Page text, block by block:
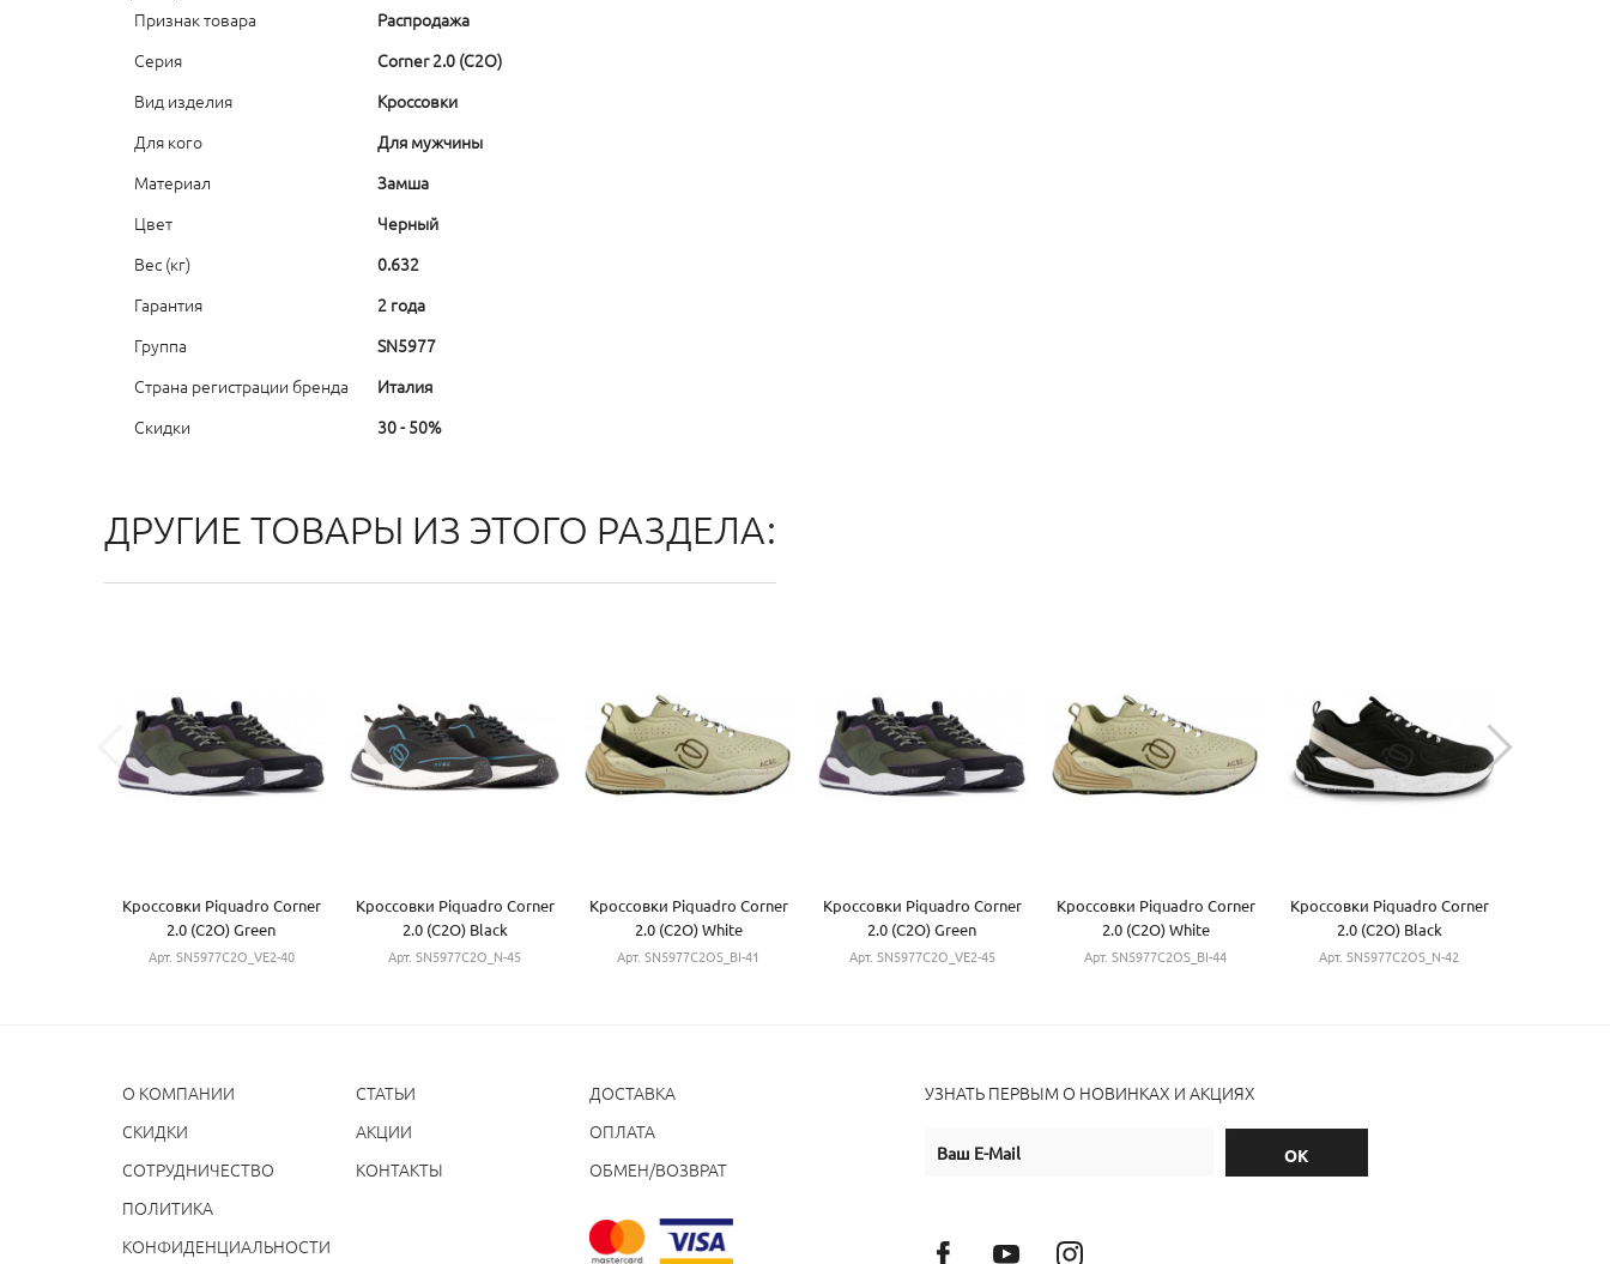
Признак товара
Распродажа
Серия
Corner 2.0 (C2O)
Вид изделия
Кроссовки
Для кого
Для мужчины
Материал
Замша
Цвет
Черный
Вес (кг)
0.632
Гарантия
2 года
Группа
SN5977
Страна регистрации бренда
Италия
Скидки
30 - 50%
ДРУГИЕ ТОВАРЫ ИЗ ЭТОГО РАЗДЕЛА:
Кроссовки Piquadro Corner
2.0 (C2O) Green
SN5977C2O_VE2-40
Арт. SN5977C2O_VE2-40
Кроссовки Piquadro Corner
2.0 (C2O) Black
SN5977C2O_N-45
Арт. SN5977C2O_N-45
Кроссовки Piquadro Corner
2.0 (C2O) White
SN5977C2OS_BI-41
Арт. SN5977C2OS_BI-41
Кроссовки Piquadro Corner
2.0 (C2O) Green
SN5977C2O_VE2-45
Арт. SN5977C2O_VE2-45
Кроссовки Piquadro Corner
2.0 (C2O) White
SN5977C2OS_BI-44
Арт. SN5977C2OS_BI-44
Кроссовки Piquadro Corner
2.0 (C2O) Black
SN5977C2OS_N-42
Арт. SN5977C2OS_N-42
О КОМПАНИИ
CКИДКИ
СОТРУДНИЧЕСТВО
ПОЛИТИКА
КОНФИДЕНЦИАЛЬНОСТИ
СТАТЬИ
АКЦИИ
КОНТАКТЫ
ДОСТАВКА
ОПЛАТА
ОБМЕН/ВОЗВРАТ
УЗНАТЬ ПЕРВЫМ О НОВИНКАХ И АКЦИЯХ